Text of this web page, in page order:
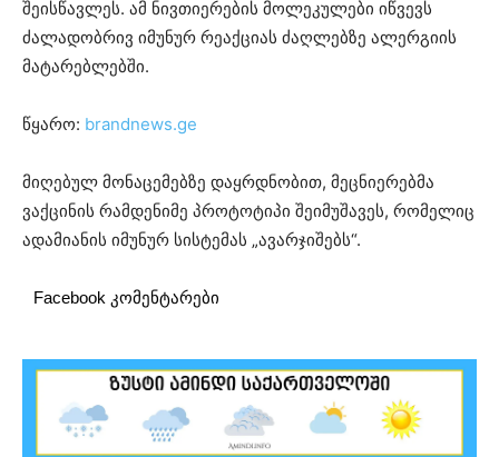
შეისწავლეს. ამ ნივთიერების მოლეკულები იწვევს
ძალადობრივ იმუნურ რეაქციას ძაღლებზე ალერგიის
მატარებლებში.
წყარო: brandnews.ge
მიღებულ მონაცემებზე დაყრდნობით, მეცნიერებმა
ვაქცინის რამდენიმე პროტოტიპი შეიმუშავეს, რომელიც
ადამიანის იმუნურ სისტემას „ავარჯიშებს“.
Facebook კომენტარები